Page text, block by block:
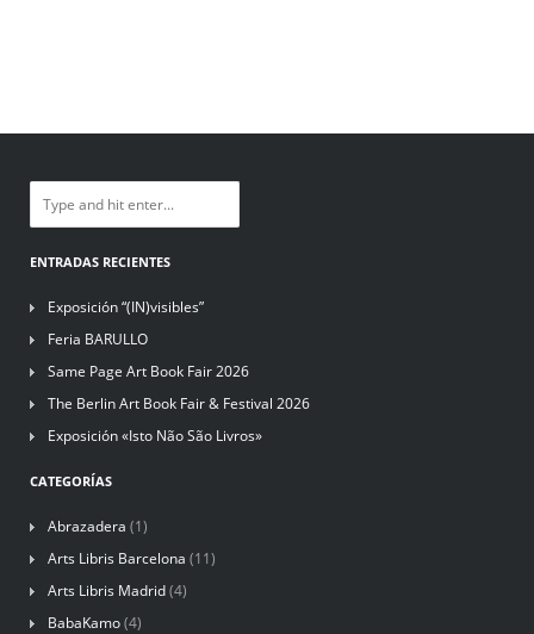
ENTRADAS RECIENTES
Exposición “(IN)visibles”
Feria BARULLO
Same Page Art Book Fair 2026
The Berlin Art Book Fair & Festival 2026
Exposición «Isto Não São Livros»
CATEGORÍAS
Abrazadera (1)
Arts Libris Barcelona (11)
Arts Libris Madrid(4)
BabaKamo(4)